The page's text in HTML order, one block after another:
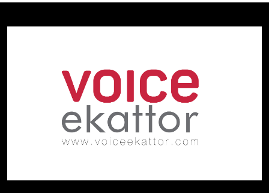
প্রধান কৌঁসুলি
সময় চিকিৎসককে হাতেনাতে
ধরলেন স্বাস্থ্যমন্ত্রী
২০ আগস্ট রাষ্ট্রপতি নির্বাচন,
তফসিল ঘোষণা